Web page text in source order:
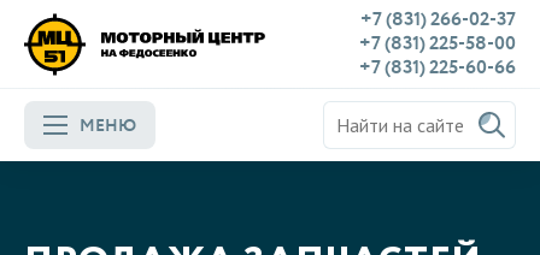
+7 (831) 266-02-37
+7 (831) 225-58-00
+7 (831) 225-60-66
МЕНЮ